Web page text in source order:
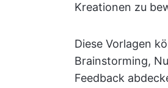
Kreationen zu
Diese Vorlagen
Brainstorming,
Feedback